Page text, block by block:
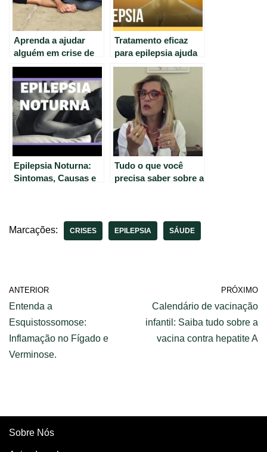
Aprenda a ajudar
alguém em crise de
epilepsia com Dr.
Carlos Guerreiro |
CNN Sinais Vitais
Tratamento eficaz
para epilepsia ajuda
70% dos pacientes a
ter vida normal.
Epilepsia Noturna:
Sintomas, Causas e
Tudo o que você
precisa saber sobre a
Marcações:
CRISES EPILEPSIA SÁUDE
ANTERIOR
Entenda a
Esquistossomose:
Inflamação no Fígado e
Verminose.
PRÓXIMO
Calendário de vacinação
infantil: Saiba tudo sobre a
vacina contra hepatite A
Sobre Nós